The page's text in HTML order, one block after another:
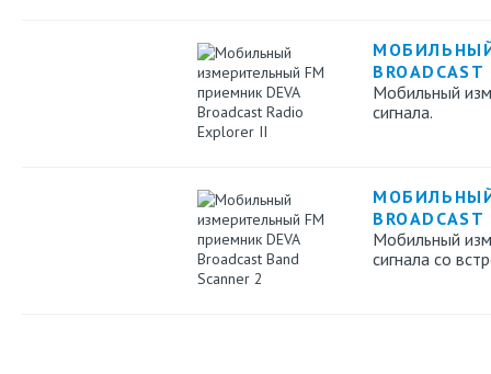
Мобильный
сигнала.
Мобильный
сигнала cо